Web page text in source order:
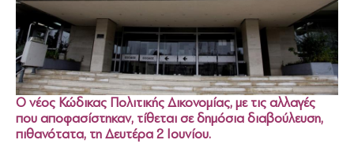
Ο νέος Κώδικας Πολιτικής Δικονομίας, με τις αλλαγές
που αποφασίστηκαν, τίθεται σε δημόσια διαβούλευση,
πιθανότατα, τη Δευτέρα 2 Ιουνίου.